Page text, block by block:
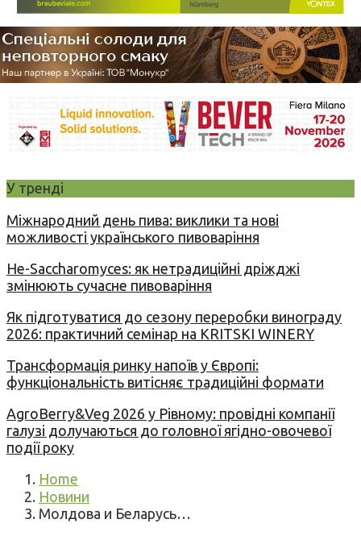
У тренді
Міжнародний день пива: виклики та нові
можливості українського пивоваріння
Не-Saccharomyces: як нетрадиційні дріжджі
змінюють сучасне пивоваріння
Як підготуватися до сезону переробки винограду
2026: практичний семінар на KRITSKI WINERY
Трансформація ринку напоїв у Європі:
функціональність витісняє традиційні формати
AgroBerry&Veg 2026 у Рівному: провідні компанії
галузі долучаються до головної ягідно-овочевої
події року
Home
Новини
Молдова и Беларусь…